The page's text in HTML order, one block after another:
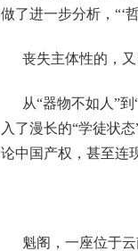
做了进一步分析，“‘
丧失主体性的，又
从“器物不如人”
入了漫长的“学徒状
论中国产权，甚至连
魁阁，一座位于